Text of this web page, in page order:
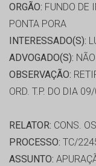
ORGÃO: FUNDO DE
PONTA PORA
INTERESSADO(S):
ADVOGADO(S):
OBSERVAÇÃO:
ORD. T.P. DO DIA
RELATOR: CONS.
PROCESSO: TC/
ASSUNTO: